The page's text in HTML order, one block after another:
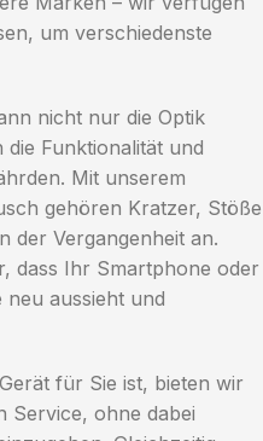
um verschiedenste
nicht nur die Optik
Funktionalität und
Mit unserem
gehören Kratzer, Stöße
der Vergangenheit an.
dass Ihr Smartphone oder
aussieht und
für Sie ist, bieten wir
Service, ohne dabei